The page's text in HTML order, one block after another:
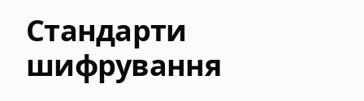
Стандарти
шифрування